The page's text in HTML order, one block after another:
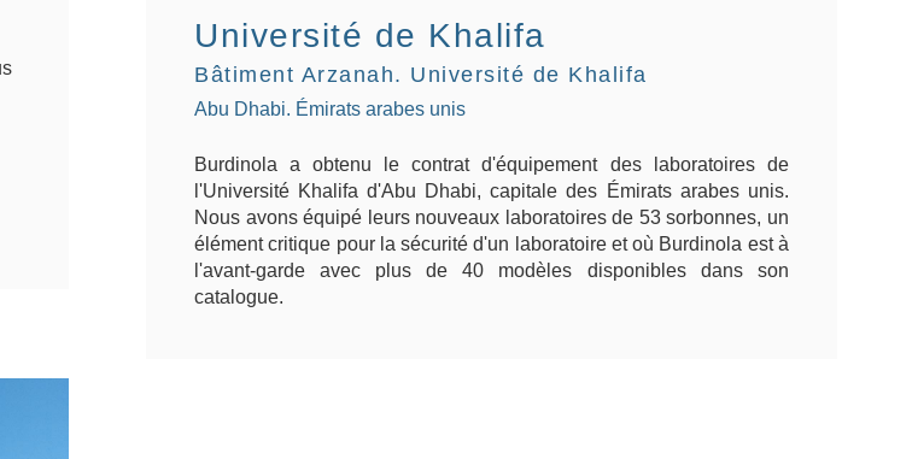
Université de Khalifa
Bâtiment Arzanah. Université de Khalifa
Abu Dhabi. Émirats arabes unis
Burdinola a obtenu le contrat d'équipement des laboratoires de
l'Université Khalifa d'Abu Dhabi, capitale des Émirats arabes unis.
Nous avons équipé leurs nouveaux laboratoires de 53 sorbonnes, un
élément critique pour la sécurité d'un laboratoire et où Burdinola est à
l'avant-garde avec plus de 40 modèles disponibles dans son
catalogue.